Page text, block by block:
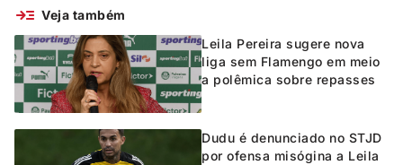
Veja também
Leila Pereira sugere nova
liga sem Flamengo em meio
a polêmica sobre repasses
Dudu é denunciado no STJD
por ofensa misógina a Leila